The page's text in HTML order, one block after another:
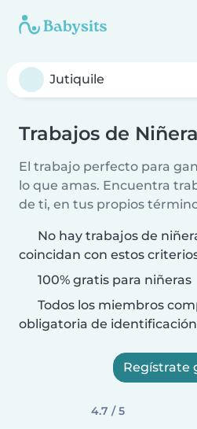
Trabajos de
El trabajo perfecto para
lo que amas. Encuentra
de ti, en tus propios
No hay trabajos de
coincidan con estos
100% gratis para niñeras
Todos los miembros
obligatoria de identificación
Regístrate
4.7 / 5